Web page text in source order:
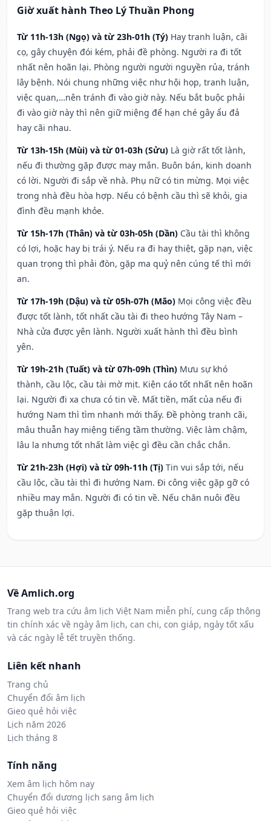
Giờ xuất hành Theo Lý Thuần Phong
Từ 11h-13h (Ngọ) và từ 23h-01h (Tý) Hay tranh luận, cãi
cọ, gây chuyện đói kém, phải đề phòng. Người ra đi tốt
nhất nên hoãn lại. Phòng người người nguyền rủa, tránh
lây bệnh. Nói chung những việc như hội họp, tranh luận,
việc quan,…nên tránh đi vào giờ này. Nếu bắt buộc phải
đi vào giờ này thì nên giữ miệng để hạn ché gây ẩu đả
hay cãi nhau.
Từ 13h-15h (Mùi) và từ 01-03h (Sửu) Là giờ rất tốt lành,
nếu đi thường gặp được may mắn. Buôn bán, kinh doanh
có lời. Người đi sắp về nhà. Phụ nữ có tin mừng. Mọi việc
trong nhà đều hòa hợp. Nếu có bệnh cầu thì sẽ khỏi, gia
đình đều mạnh khỏe.
Từ 15h-17h (Thân) và từ 03h-05h (Dần) Cầu tài thì không
có lợi, hoặc hay bị trái ý. Nếu ra đi hay thiệt, gặp nạn, việc
quan trọng thì phải đòn, gặp ma quỷ nên cúng tế thì mới
an.
Từ 17h-19h (Dậu) và từ 05h-07h (Mão) Mọi công việc đều
được tốt lành, tốt nhất cầu tài đi theo hướng Tây Nam –
Nhà cửa được yên lành. Người xuất hành thì đều bình
yên.
Từ 19h-21h (Tuất) và từ 07h-09h (Thìn) Mưu sự khó
thành, cầu lộc, cầu tài mờ mịt. Kiện cáo tốt nhất nên hoãn
lại. Người đi xa chưa có tin về. Mất tiền, mất của nếu đi
hướng Nam thì tìm nhanh mới thấy. Đề phòng tranh cãi,
mâu thuẫn hay miệng tiếng tầm thường. Việc làm chậm,
lâu la nhưng tốt nhất làm việc gì đều cần chắc chắn.
Từ 21h-23h (Hợi) và từ 09h-11h (Tị) Tin vui sắp tới, nếu
cầu lộc, cầu tài thì đi hướng Nam. Đi công việc gặp gỡ có
nhiều may mắn. Người đi có tin về. Nếu chăn nuôi đều
gặp thuận lợi.
Về Amlich.org
Trang web tra cứu âm lịch Việt Nam miễn phí, cung cấp thông
tin chính xác về ngày âm lịch, can chi, con giáp, ngày tốt xấu
và các ngày lễ tết truyền thống.
Liên kết nhanh
Trang chủ
Chuyển đổi âm lịch
Gieo quẻ hỏi việc
Lịch năm 2026
Lịch tháng 8
Tính năng
Xem âm lịch hôm nay
Chuyển đổi dương lịch sang âm lịch
Gieo quẻ hỏi việc